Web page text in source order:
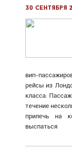
30 сентября
вип-
рейсы из
класса.
течение
прилечь на
выспаться